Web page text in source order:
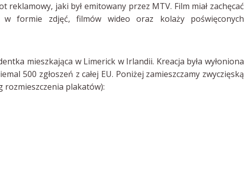
reklamowy, jaki był emitowany przez MTV. Film miał zachęcać
w formie zdjęć, filmów wideo oraz kolaży poświęconych
mieszkająca w Limerick w Irlandii. Kreacja była wyłoniona
500 zgłoszeń z całej EU. Poniżej zamieszczamy zwyczięską
rozmieszczenia plakatów):